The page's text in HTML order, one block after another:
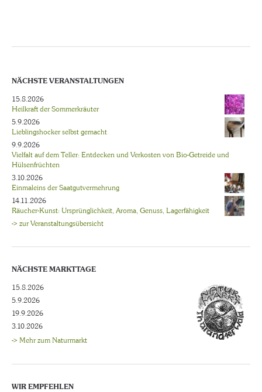
NÄCHSTE VERANSTALTUNGEN
15.8.2026
Heilkraft der Sommerkräuter
5.9.2026
Lieblingshocker selbst gemacht
9.9.2026
Vielfalt auf dem Teller: Entdecken und Verkosten von Bio-Getreide und
Hülsenfrüchten
3.10.2026
Einmaleins der Saatgutvermehrung
14.11.2026
Räucher-Kunst: Ursprünglichkeit, Aroma, Genuss, Lagerfähigkeit
-> zur Veranstaltungsübersicht
NÄCHSTE MARKTTAGE
15.8.2026
5.9.2026
19.9.2026
3.10.2026
-> Mehr zum Naturmarkt
WIR EMPFEHLEN